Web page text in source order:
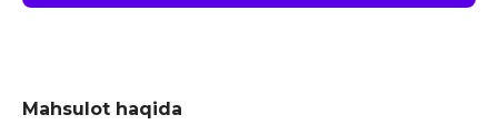
Mahsulot haqida